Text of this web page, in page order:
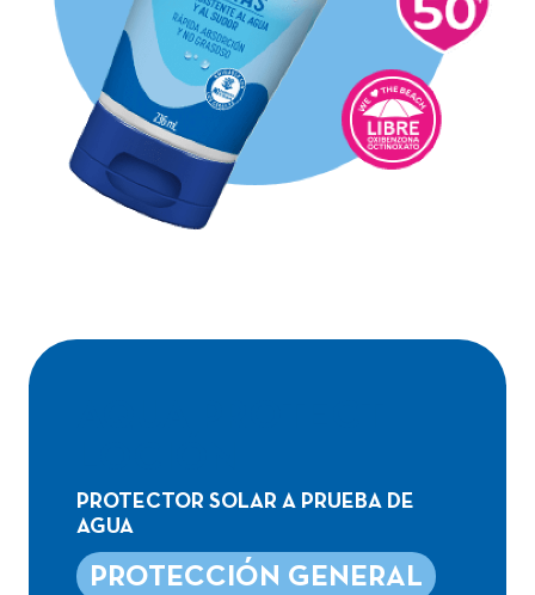
PROTECTOR SOLAR A PRUEBA DE
AGUA
PROTECCIÓN GENERAL